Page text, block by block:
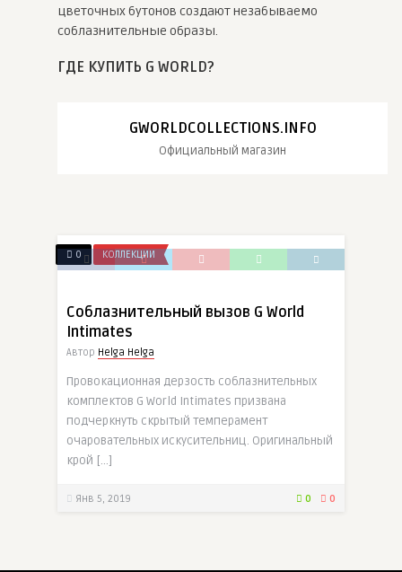
цветочных бутонов создают незабываемо
соблазнительные образы.
ГДЕ КУПИТЬ G WORLD?
GWORLDCOLLECTIONS.INFO
Официальный магазин
0 КОЛЛЕКЦИИ
Соблазнительный вызов G World
Intimates
Автор Helga Helga
Провокационная дерзость соблазнительных
комплектов G World Intimates призвана
подчеркнуть скрытый темперамент
очаровательных искусительниц. Оригинальный
крой […]
Янв 5, 2019 0 0